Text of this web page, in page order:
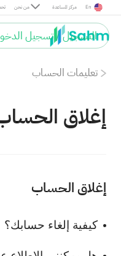
من نحن مركز المساعدة En
التسجيل / تسجيل
تعليمات الحساب
إغلاق
إغلاق الحساب
كيفية إلغاء حسابك؟